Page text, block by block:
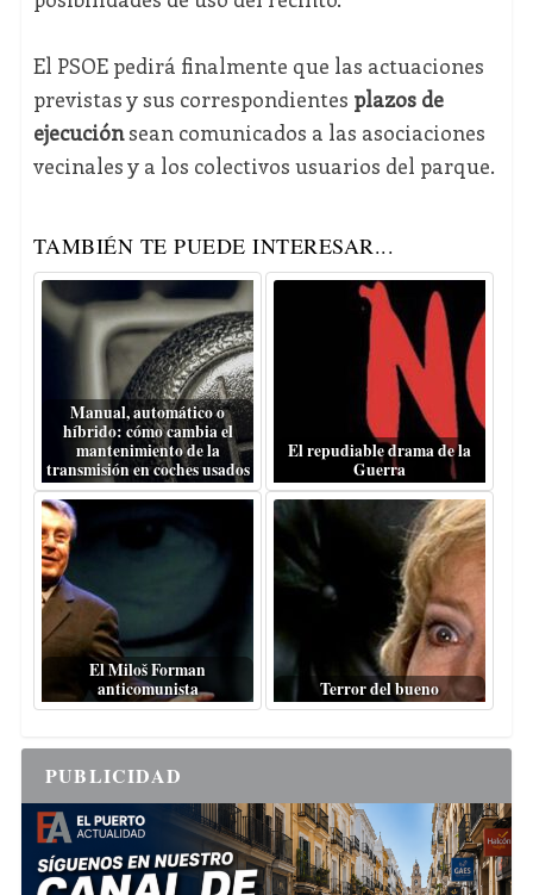
El PSOE pedirá finalmente que las actuaciones
previstas y sus correspondientes plazos de
ejecuciónsean comunicados a las asociaciones
vecinales y a los colectivos usuarios del parque.
TAMBIÉN TE PUEDE INTERESAR...
Manual, automático o
híbrido: cómo cambia el
mantenimiento de la
transmisión en coches usados
El repudiable drama de la
Guerra
El Miloš Forman
anticomunista
Terror del bueno
PUBLICIDAD